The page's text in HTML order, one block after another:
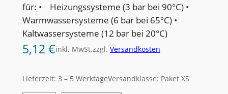
für: • Heizungssysteme (3 bar bei 90°C) •
Warmwassersysteme (6 bar bei 65°C) •
Kaltwassersysteme (12 bar bei 20°C)
5,12 €inkl. MwSt.zzgl. Versandkosten
Lieferzeit: 3 – 5 WerktageVersandklasse: Paket XS